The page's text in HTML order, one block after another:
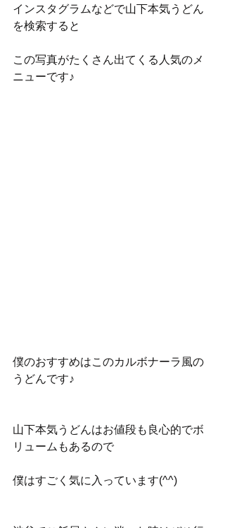
インスタグラムなどで山下本気うどん
を検索すると
この写真がたくさん出てくる人気のメ
ニューです♪
僕のおすすめはこのカルボナーラ風の
うどんです♪
山下本気うどんはお値段も良心的でボ
リュームもあるので
僕はすごく気に入っています(^^)